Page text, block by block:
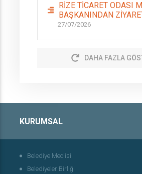
RİZE TİCARET ODASI
BAŞKANINDAN
27/07/2026
DAHA FAZLA
KURUMSAL
Belediye Meclisi
Belediyeler Birliği